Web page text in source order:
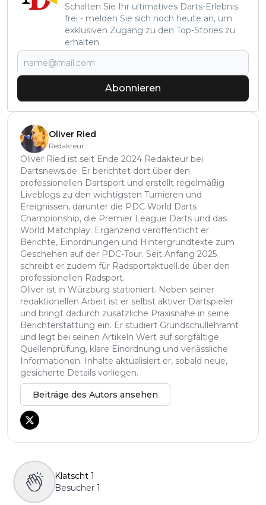
Schalten Sie Ihr ultimatives Darts-Erlebnis
frei - melden Sie sich noch heute an, um
exklusiven Zugang zu den Top-Stories zu
erhalten.
Abonnieren
Oliver Ried
Redakteur
Oliver Ried ist seit Ende 2024 Redakteur bei
Dartsnews.de. Er berichtet dort über den
professionellen Dartsport und erstellt regelmäßig
Liveblogs zu den wichtigsten Turnieren und
Ereignissen, darunter die PDC World Darts
Championship, die Premier League Darts und das
World Matchplay. Ergänzend veröffentlicht er
Berichte, Einordnungen und Hintergrundtexte zum
Geschehen auf der PDC-Tour. Seit Anfang 2025
schreibt er zudem für Radsportaktuell.de über den
professionellen Radsport.
Oliver ist in Würzburg stationiert. Neben seiner
redaktionellen Arbeit ist er selbst aktiver Dartspieler
und bringt dadurch zusätzliche Praxisnähe in seine
Berichterstattung ein. Er studiert Grundschullehramt
und legt bei seinen Artikeln Wert auf sorgfältige
Quellenprüfung, klare Einordnung und verlässliche
Informationen. Inhalte aktualisiert er, sobald neue,
gesicherte Details vorliegen.
Beiträge des Autors ansehen
Klatscht 1
Besucher 1